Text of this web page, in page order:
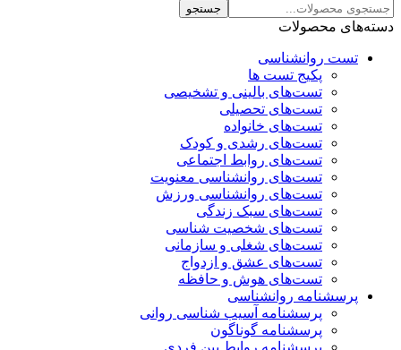
جستجو
دسته‌های محصولات
تست روانشناسی
پکیج تست ها
تست‌های بالینی و تشخیصی
تست‌های تحصیلی
تست‌های خانواده
تست‌های رشدی و کودک
تست‌های روابط اجتماعی
تست‌های روانشناسی معنویت
تست‌های روانشناسی ورزش
تست‌های سبک زندگی
تست‌های شخصیت شناسی
تست‌های شغلی و سازمانی
تست‌های عشق و ازدواج
تست‌های هوش و حافظه
پرسشنامه روانشناسی
پرسشنامه آسیب شناسی روانی
پرسشنامه گوناگون
پرسشنامه روابط بین فردی